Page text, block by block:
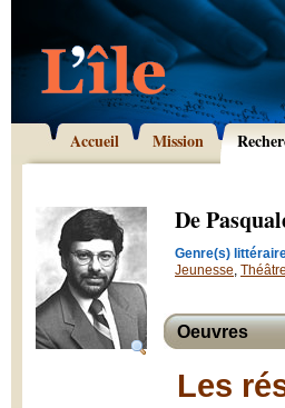
Accueil Mission
De
Genre(s)
Jeunesse, Théâtre
Oeuvres
Les